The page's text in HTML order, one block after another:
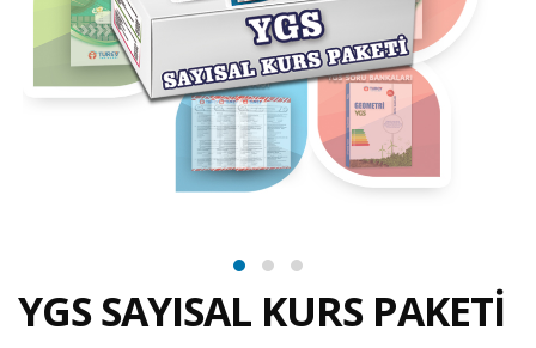
YGS SAYISAL KURS PAKETİ